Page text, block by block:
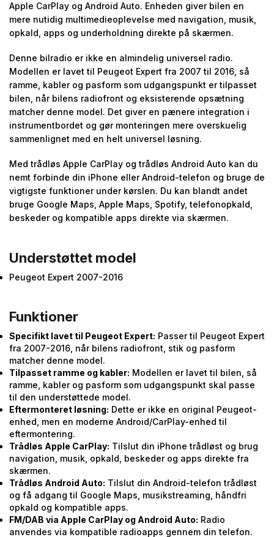
Apple CarPlay og Android Auto. Enheden giver bilen en
mere nutidig multimedieoplevelse med navigation, musik,
opkald, apps og underholdning direkte på skærmen.
Denne bilradio er ikke en almindelig universel radio.
Modellen er lavet til Peugeot Expert fra 2007 til 2016, så
ramme, kabler og pasform som udgangspunkt er tilpasset
bilen, når bilens radiofront og eksisterende opsætning
matcher denne model. Det giver en pænere integration i
instrumentbordet og gør monteringen mere overskuelig
sammenlignet med en helt universel løsning.
Med trådløs Apple CarPlay og trådløs Android Auto kan du
nemt forbinde din iPhone eller Android-telefon og bruge de
vigtigste funktioner under kørslen. Du kan blandt andet
bruge Google Maps, Apple Maps, Spotify, telefonopkald,
beskeder og kompatible apps direkte via skærmen.
Understøttet model
Peugeot Expert 2007-2016
Funktioner
Specifikt lavet til Peugeot Expert: Passer til Peugeot Expert
fra 2007-2016, når bilens radiofront, stik og pasform
matcher denne model.
Tilpasset ramme og kabler: Modellen er lavet til bilen, så
ramme, kabler og pasform som udgangspunkt skal passe
til den understøttede model.
Eftermonteret løsning: Dette er ikke en original Peugeot-
enhed, men en moderne Android/CarPlay-enhed til
eftermontering.
Trådløs Apple CarPlay: Tilslut din iPhone trådløst og brug
navigation, musik, opkald, beskeder og apps direkte fra
skærmen.
Trådløs Android Auto: Tilslut din Android-telefon trådløst
og få adgang til Google Maps, musikstreaming, håndfri
opkald og kompatible apps.
FM/DAB via Apple CarPlay og Android Auto: Radio
anvendes via kompatible radioapps gennem din telefon.